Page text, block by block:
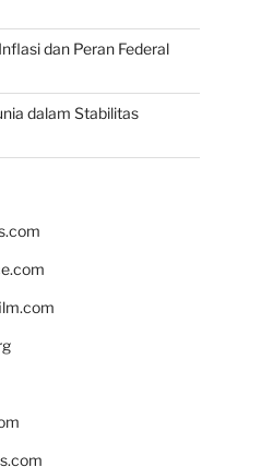
dan Peran Federal
dalam Stabilitas